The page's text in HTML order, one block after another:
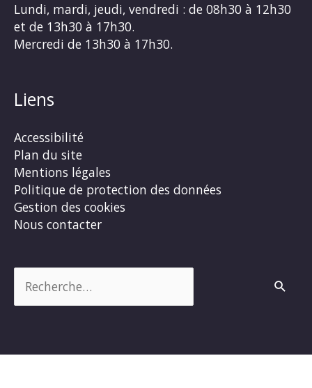
Lundi, mardi, jeudi, vendredi : de 08h30 à 12h30
et de 13h30 à 17h30.
Mercredi de 13h30 à 17h30.
Liens
Accessibilité
Plan du site
Mentions légales
Politique de protection des données
Gestion des cookies
Nous contacter